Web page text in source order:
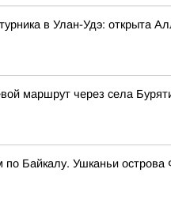
в Улан-Удэ: открыта
маршрут через села
по Байкалу. Ушканьи